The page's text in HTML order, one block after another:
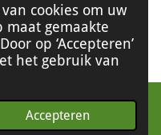
cookies om uw
maat gemaakte
op ‘Accepteren’
het gebruik van
Accepteren